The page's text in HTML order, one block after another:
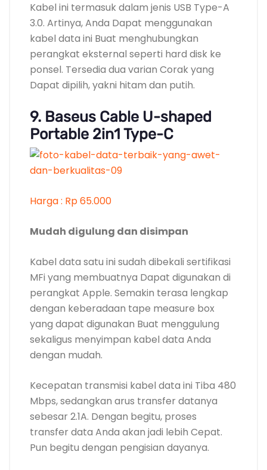
Kabel ini termasuk dalam jenis USB Type-A
3.0. Artinya, Anda Dapat menggunakan
kabel data ini Buat menghubungkan
perangkat eksternal seperti hard disk ke
ponsel. Tersedia dua varian Corak yang
Dapat dipilih, yakni hitam dan putih.
9. Baseus Cable U-shaped
Portable 2in1 Type-C
Harga : Rp 65.000
Mudah digulung dan disimpan
Kabel data satu ini sudah dibekali sertifikasi
MFi yang membuatnya Dapat digunakan di
perangkat Apple. Semakin terasa lengkap
dengan keberadaan tape measure box
yang dapat digunakan Buat menggulung
sekaligus menyimpan kabel data Anda
dengan mudah.
Kecepatan transmisi kabel data ini Tiba 480
Mbps, sedangkan arus transfer datanya
sebesar 2.1A. Dengan begitu, proses
transfer data Anda akan jadi lebih Cepat.
Pun begitu dengan pengisian dayanya.